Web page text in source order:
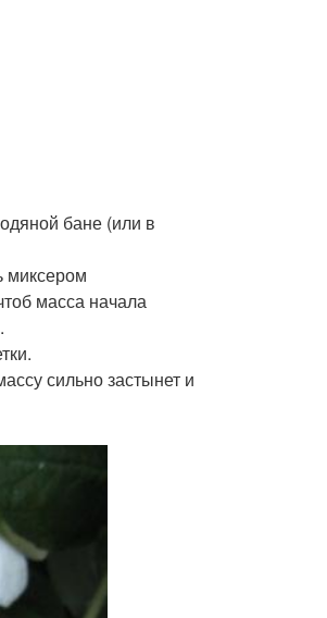
бане (или в
миксером
масса начала
сильно застынет и